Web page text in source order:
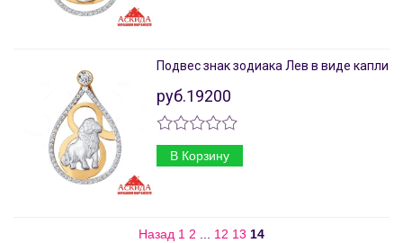
Подвес знак зодиака Лев в виде капли
руб.19200
В Корзину
Назад 1 2 12 13 14